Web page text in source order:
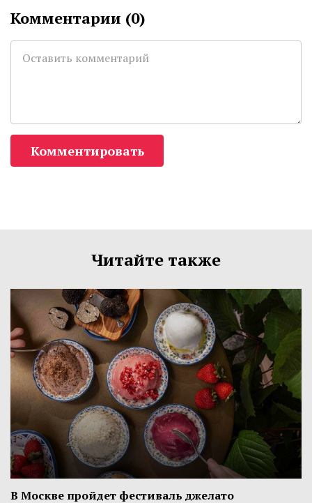
Комментарии (0)
Комментировать
Читайте также
В Москве пройдет фестиваль джелато